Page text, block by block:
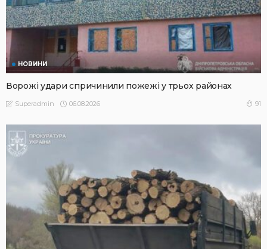
НОВИНИ
Ворожі удари спричинили пожежі у трьох районах
Superadmin 06.08.2026 91